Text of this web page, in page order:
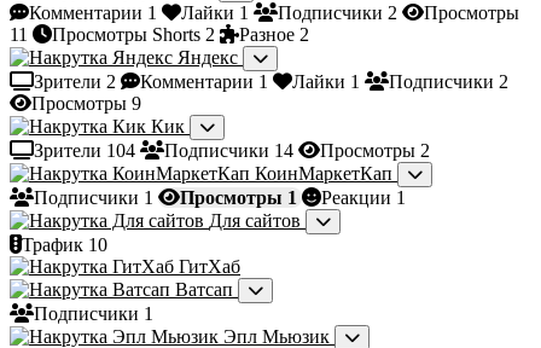
Комментарии 1 Лайки 1 Подписчики 2
Просмотры
11
Просмотры Shorts 2 Разное 2
Яндекс
Зрители 2 Комментарии 1 Лайки 1 Подписчики 2
Просмотры 9
Кик
Зрители 104 Подписчики 14 Просмотры 2
КоинМаркетКап
Подписчики 1 Просмотры 1 Реакции 1
Для сайтов
Трафик 10
ГитХаб
Ватсап
Подписчики 1
Эпл Мьюзик